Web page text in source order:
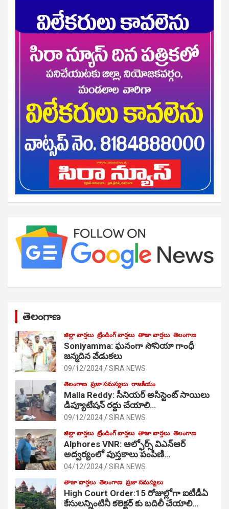
తెలంగాణ
జిల్లా వార్తలు ట్రేండింగ్ వార్తలు తాజా వార్తలు తెలంగాణ
Soniyamma: ఘ‌నంగా సోనియా గాంధీ
జ‌న్మ‌దిన వేడుక‌లు
09/12/2024 SIRA NEWS
తెలంగాణ ప్రజా సమస్యలు రాజకీయం
Malla Reddy: సీనియర్ అసిస్టెంట్ సాయిలు
డిప్యూటేషన్ రద్దు చేయాలి…
09/12/2024 SIRA NEWS
జిల్లా వార్తలు ట్రేండింగ్ వార్తలు తాజా వార్తలు తెలంగాణ
Alphores VNR: ఆల్ఫోర్స్ విఎన్ఆర్
అద్వర్యంలో పుస్తకాలు పంపిణి…
04/12/2024 SIRA NEWS
తాజా వార్తలు తెలంగాణ ప్రజా సమస్యలు
High Court Order:15 రోజుల్లోగా ఐటీడీఏ
కేసులన్నింటినీ కలెక్టర్ కు బదిలీ చేయాలి…